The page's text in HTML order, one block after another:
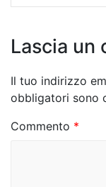
g
a
z
i
Lascia un
Il tuo indirizzo
obbligatori sono
Commento *